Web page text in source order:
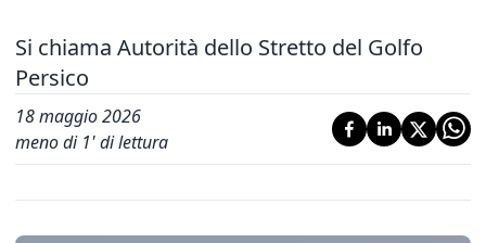
Si chiama Autorità dello Stretto del Golfo
Persico
18 maggio 2026
meno di 1' di lettura